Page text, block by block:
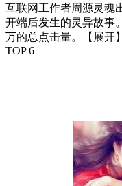
互联网工作者周源灵魂
开端后发生的灵异故事
万的总点击量。
【展开】
TOP 6